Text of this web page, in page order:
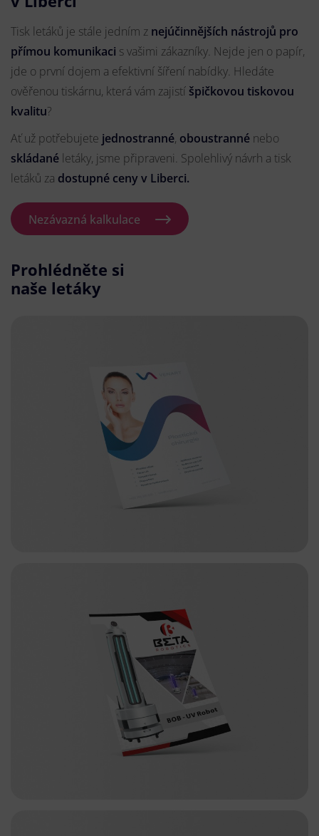
Tisk letáků je stále jedním z nejúčinnějších nástrojů pro
přímou komunikaci s vašimi zákazníky. Nejde jen o papír,
jde o první dojem a efektivní šíření nabídky. Hledáte
ověřenou tiskárnu, která vám zajistí špičkovou tiskovou
kvalitu?
Ať už potřebujete jednostranné, oboustranné nebo
skládané letáky, jsme připraveni. Spolehlivý návrh a tisk
letáků za dostupné ceny v Liberci.
Nezávazná kalkulace
Prohlédněte si
naše letáky